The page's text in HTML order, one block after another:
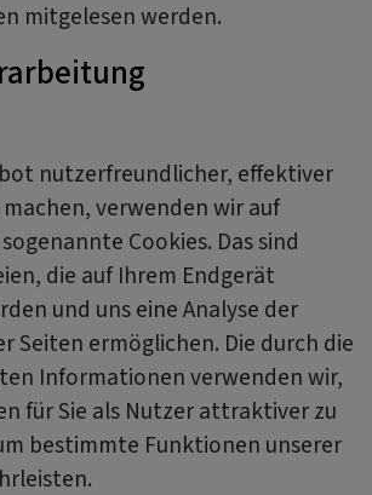
mitgelesen werden.
nutzerfreundlicher, effektiver
verwenden wir auf
Cookies. Das sind
die auf Ihrem Endgerät
und uns eine Analyse der
Seiten ermöglichen. Die durch die
Informationen verwenden wir,
für Sie als Nutzer attraktiver zu
bestimmte Funktionen unserer